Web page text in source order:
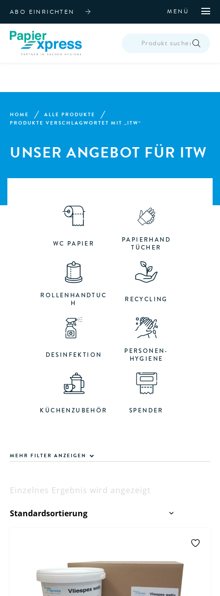
ABO EINRICHTEN MENÜ
SEARCH
HOME
ALLE PRODUKTE
PRODUKTE VERSCHLAGWORTET MIT „ITW“
UNSER ANGEBOT FÜR ITW
WC PAPIER
PAPIERHAND
TÜCHER
ROLLENHANDTUC
H
RECYCLING
DESINFEKTION
PERSONEN-
HYGIENE
KÜCHENZUBEHÖR SPENDER
MEHR FILTER ANZEIGEN
Einzelnes Ergebnis wird angezeigt